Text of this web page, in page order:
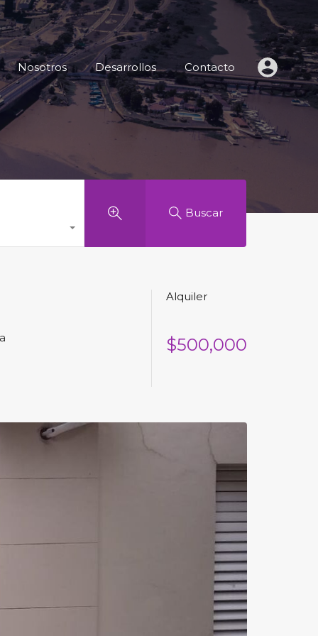
Inmuebles Nosotros Desarrollos Contacto
Nosotros Desarrollos Contacto
Buscar
Alquiler
$500,000